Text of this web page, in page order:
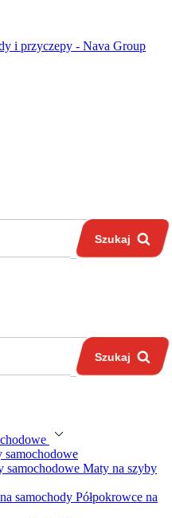
Szukaj
Szukaj
samochodowe
Maty na szyby
Półpokrowce na